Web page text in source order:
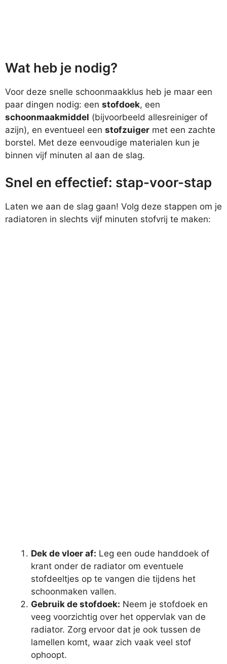
Wat heb je nodig?
Voor deze snelle schoonmaakklus heb je maar een
paar dingen nodig: een stofdoek, een
schoonmaakmiddel (bijvoorbeeld allesreiniger of
azijn), en eventueel een stofzuiger met een zachte
borstel. Met deze eenvoudige materialen kun je
binnen vijf minuten al aan de slag.
Snel en effectief: stap-voor-stap
Laten we aan de slag gaan! Volg deze stappen om je
radiatoren in slechts vijf minuten stofvrij te maken:
Dek de vloer af: Leg een oude handdoek of
krant onder de radiator om eventuele
stofdeeltjes op te vangen die tijdens het
schoonmaken vallen.
Gebruik de stofdoek: Neem je stofdoek en
veeg voorzichtig over het oppervlak van de
radiator. Zorg ervoor dat je ook tussen de
lamellen komt, waar zich vaak veel stof
ophoopt.